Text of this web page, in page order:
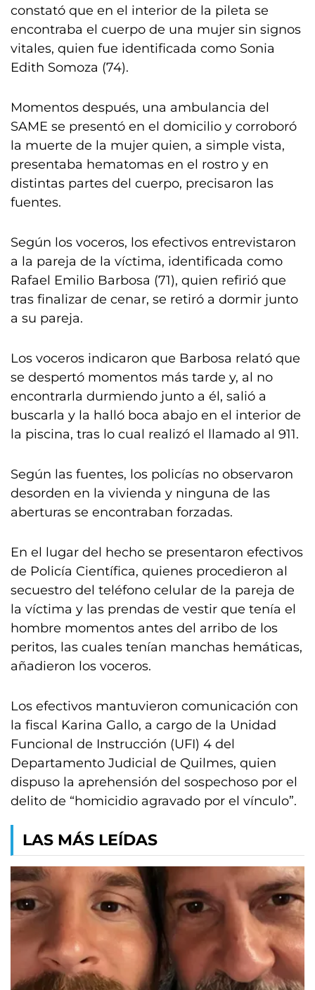
constató que en el interior de la pileta se
encontraba el cuerpo de una mujer sin signos
vitales, quien fue identificada como Sonia
Edith Somoza (74).
Momentos después, una ambulancia del
SAME se presentó en el domicilio y corroboró
la muerte de la mujer quien, a simple vista,
presentaba hematomas en el rostro y en
distintas partes del cuerpo, precisaron las
fuentes.
Según los voceros, los efectivos entrevistaron
a la pareja de la víctima, identificada como
Rafael Emilio Barbosa (71), quien refirió que
tras finalizar de cenar, se retiró a dormir junto
a su pareja.
Los voceros indicaron que Barbosa relató que
se despertó momentos más tarde y, al no
encontrarla durmiendo junto a él, salió a
buscarla y la halló boca abajo en el interior de
la piscina, tras lo cual realizó el llamado al 911.
Según las fuentes, los policías no observaron
desorden en la vivienda y ninguna de las
aberturas se encontraban forzadas.
En el lugar del hecho se presentaron efectivos
de Policía Científica, quienes procedieron al
secuestro del teléfono celular de la pareja de
la víctima y las prendas de vestir que tenía el
hombre momentos antes del arribo de los
peritos, las cuales tenían manchas hemáticas,
añadieron los voceros.
Los efectivos mantuvieron comunicación con
la fiscal Karina Gallo, a cargo de la Unidad
Funcional de Instrucción (UFI) 4 del
Departamento Judicial de Quilmes, quien
dispuso la aprehensión del sospechoso por el
delito de “homicidio agravado por el vínculo”.
LAS MÁS LEÍDAS